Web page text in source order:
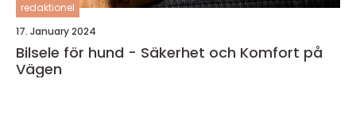
redaktionel
17. January 2024
Bilsele för hund - Säkerhet och Komfort på
Vägen